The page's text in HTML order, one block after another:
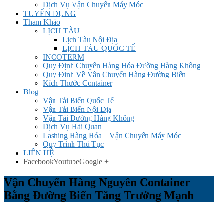
Dịch Vụ Vận Chuyển Máy Móc
TUYỂN DỤNG
Tham Khảo
LỊCH TÀU
Lịch Tàu Nội Địa
LỊCH TÀU QUỐC TẾ
INCOTERM
Quy Định Chuyển Hàng Hóa Đường Hàng Không
Quy Định Về Vận Chuyển Hàng Đường Biển
Kích Thước Container
Blog
Vận Tải Biển Quốc Tế
Vận Tải Biển Nội Địa
Vận Tải Đường Hàng Không
Dịch Vụ Hải Quan
Lashing Hàng Hóa _ Vận Chuyển Máy Móc
Quy Trình Thủ Tục
LIÊN HỆ
FacebookYoutubeGoogle +
Vận Chuyển Hàng Nguyên Container
Bằng Đường Biển Tăng Trưởng Mạnh